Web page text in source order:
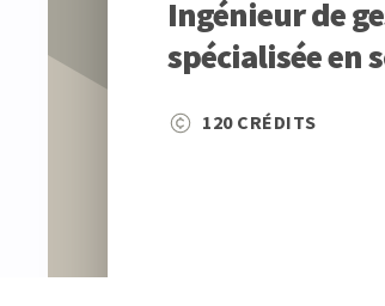
Ingénieur de
spécialisée en
120 CRÉDITS